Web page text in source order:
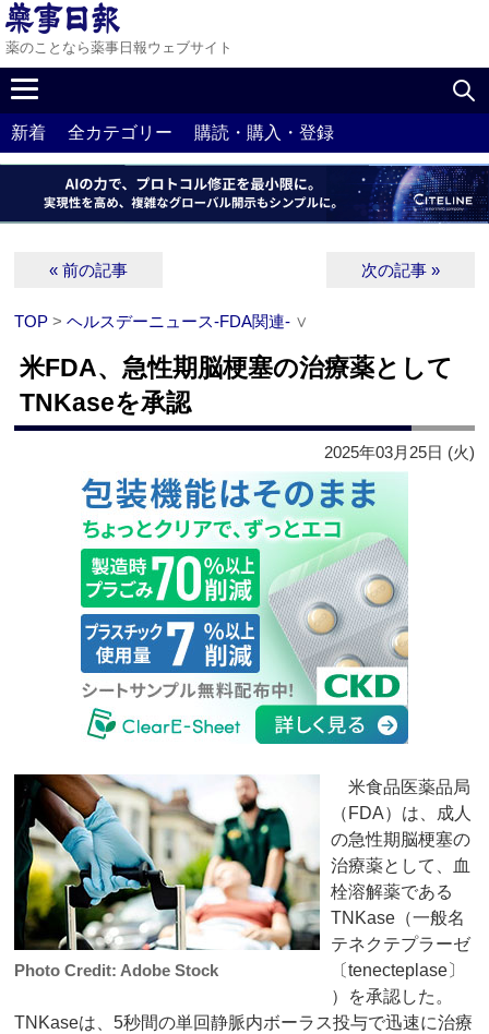
薬のことなら薬事日報ウェブサイト
新着 全カテゴリー 購読・購入・登録
« 前の記事 次の記事 »
TOP >ヘルスデーニュース‐FDA関連‐ ∨
米FDA、急性期脳梗塞の治療薬として
TNKaseを承認
2025年03月25日 (火)
Photo Credit: Adobe Stock
米食品医薬品局
（FDA）は、成人
の急性期脳梗塞の
治療薬として、血
栓溶解薬である
TNKase（一般名
テネクテプラーゼ
〔tenecteplase〕
）を承認した。
TNKaseは、5秒間の単回静脈内ボーラス投与で迅速に治療